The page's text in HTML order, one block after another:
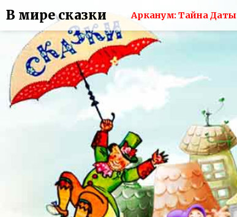
В мире сказки Арканум: Тайна Даты